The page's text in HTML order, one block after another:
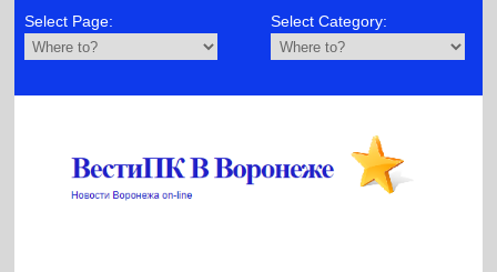
Select Page: Select Category: